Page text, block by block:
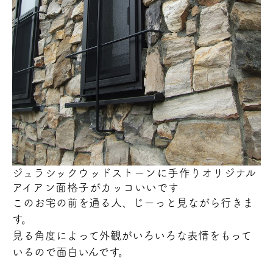
ジュラシックウッドストーンに手作りオリジナル
アイアン面格子がカッコいいです
このお宅の前を通る人、じーっと見ながら行きま
す。
見る角度によって外観がいろいろな表情をもって
いるので面白いんです。